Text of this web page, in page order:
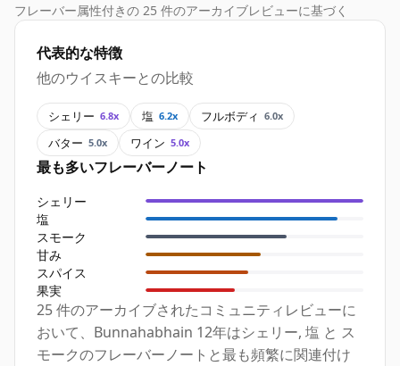
フレーバー属性付きの 25 件のアーカイブレビューに基づく
代表的な特徴
他のウイスキーとの比較
シェリー 6.8x 塩 6.2x フルボディ 6.0x
バター 5.0x ワイン 5.0x
最も多いフレーバーノート
シェリー
塩
スモーク
甘み
スパイス
果実
25 件のアーカイブされたコミュニティレビューに
おいて、Bunnahabhain 12年はシェリー, 塩 と ス
モークのフレーバーノートと最も頻繁に関連付け